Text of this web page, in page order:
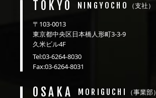
TOKYO NINGYOCHO （支社）
〒103-0013
東京都中央区日本橋人形町3-3-9
久米ビル4F
Tel:03-6264-8030
Fax:03-6264-8031
OSAKA MORIGUCHI （事業部）